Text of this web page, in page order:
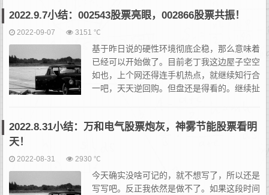
2022.9.7小结：002543股票亮眼，002866股票共振！
2022-09-07 3151 ℃
基于昨日说的硬性环境彻底企稳，那么意味着
已经可以开始做了。目前老丁我这边屋子空空
如也，上个网还得连手机热点，就继续知行合
一吧，天天逆回购。但盘还是得看的。继续扯
线...
2022.8.31小结：万和电气股票炮灰，神雾节能股票看明
天！
2022-08-31 2930 ℃
今天确实没啥可记的，就不想写了，所以还是
写写吧。反正我依然是做不了。如果这段时间